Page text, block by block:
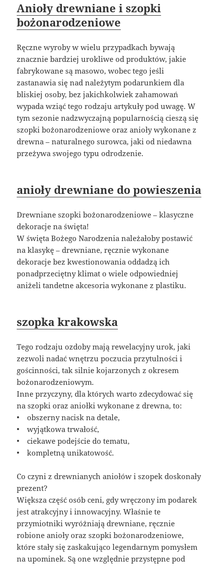
Anioły drewniane i szopki
bożonarodzeniowe
Ręczne wyroby w wielu przypadkach bywają
znacznie bardziej urokliwe od produktów, jakie
fabrykowane są masowo, wobec tego jeśli
zastanawia się nad należytym podarunkiem dla
bliskiej osoby, bez jakichkolwiek zahamowań
wypada wziąć tego rodzaju artykuły pod uwagę. W
tym sezonie nadzwyczajną popularnością cieszą się
szopki bożonarodzeniowe oraz anioły wykonane z
drewna – naturalnego surowca, jaki od niedawna
przeżywa swojego typu odrodzenie.
anioły drewniane do powieszenia
Drewniane szopki bożonarodzeniowe – klasyczne
dekoracje na święta!
W święta Bożego Narodzenia należałoby postawić
na klasykę – drewniane, ręcznie wykonane
dekoracje bez kwestionowania oddadzą ich
ponadprzeciętny klimat o wiele odpowiedniej
aniżeli tandetne akcesoria wykonane z plastiku.
szopka krakowska
Tego rodzaju ozdoby mają rewelacyjny urok, jaki
zezwoli nadać wnętrzu poczucia przytulności i
gościnności, tak silnie kojarzonych z okresem
bożonarodzeniowym.
Inne przyczyny, dla których warto zdecydować się
na szopki oraz aniołki wykonane z drewna, to:
• obszerny nacisk na detale,
• wyjątkowa trwałość,
• ciekawe podejście do tematu,
• kompletną unikatowość.
Co czyni z drewnianych aniołów i szopek doskonały
prezent?
Większa część osób ceni, gdy wręczony im podarek
jest atrakcyjny i innowacyjny. Właśnie te
przymiotniki wyróżniają drewniane, ręcznie
robione anioły oraz szopki bożonarodzeniowe,
które stały się zaskakująco legendarnym pomysłem
na upominek. Są one względnie przystępne pod